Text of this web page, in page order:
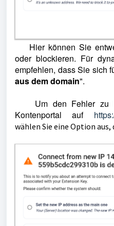
Hier können Sie
oder blockieren. Für
empfehlen, dass Sie sich
aus dem domain".
Um den Fehler zu
Kontenportal auf
wählen Sie eine Option